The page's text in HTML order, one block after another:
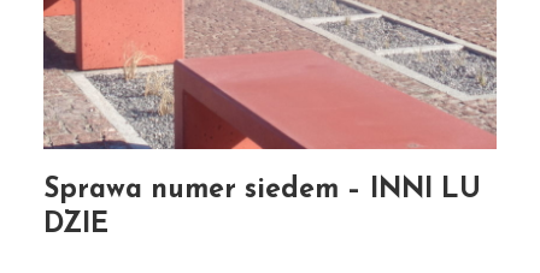
Sprawa numer siedem – INNI LU
DZIE